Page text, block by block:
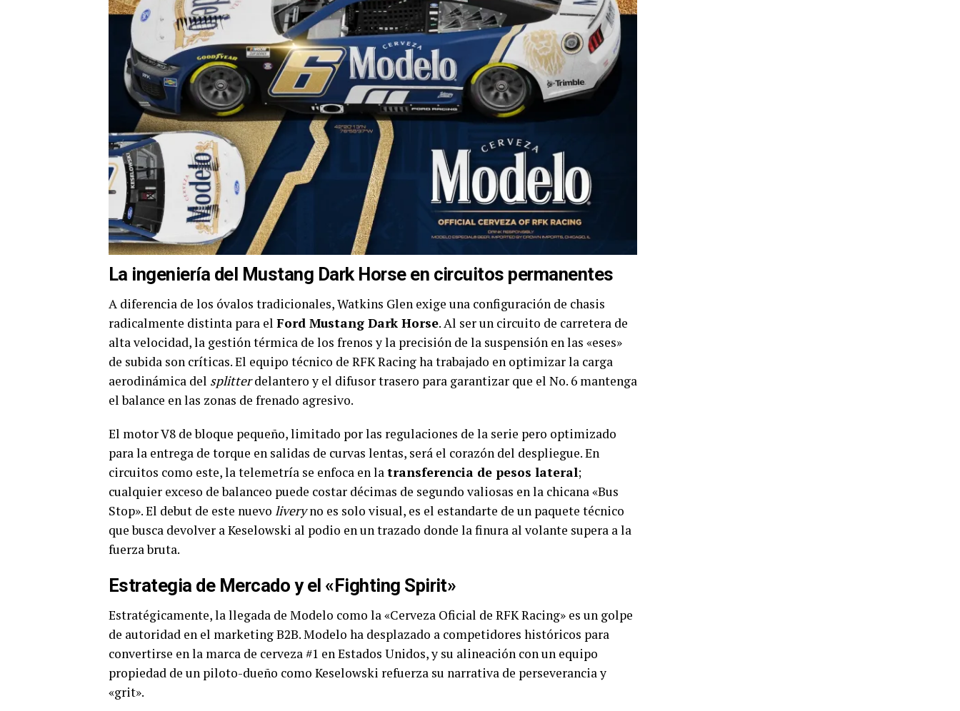
La ingeniería del Mustang Dark Horse en circuitos permanentes
A diferencia de los óvalos tradicionales, Watkins Glen exige una configuración de chasis
radicalmente distinta para el Ford Mustang Dark Horse. Al ser un circuito de carretera de
alta velocidad, la gestión térmica de los frenos y la precisión de la suspensión en las «eses»
de subida son críticas. El equipo técnico de RFK Racing ha trabajado en optimizar la carga
aerodinámica del splitterdelantero y el difusor trasero para garantizar que el No. 6 mantenga
el balance en las zonas de frenado agresivo.
El motor V8 de bloque pequeño, limitado por las regulaciones de la serie pero optimizado
para la entrega de torque en salidas de curvas lentas, será el corazón del despliegue. En
circuitos como este, la telemetría se enfoca en latransferencia de pesos lateral;
cualquier exceso de balanceo puede costar décimas de segundo valiosas en la chicana «Bus
Stop». El debut de este nuevo liveryno es solo visual, es el estandarte de un paquete técnico
que busca devolver a Keselowski al podio en un trazado donde la finura al volante supera a la
fuerza bruta.
Estrategia de Mercado y el «Fighting Spirit»
Estratégicamente, la llegada de Modelo como la «Cerveza Oficial de RFK Racing» es un golpe
de autoridad en el marketing B2B. Modelo ha desplazado a competidores históricos para
convertirse en la marca de cerveza #1 en Estados Unidos, y su alineación con un equipo
propiedad de un piloto-dueño como Keselowski refuerza su narrativa de perseverancia y
«grit».